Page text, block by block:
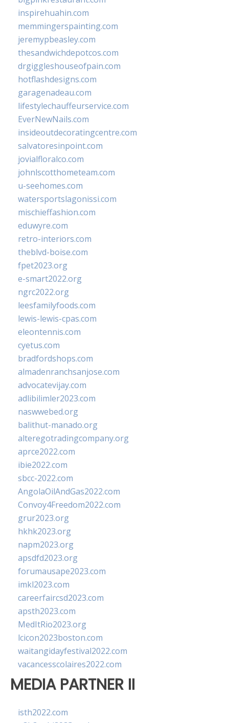
inspirehuahin.com
memmingerspainting.com
jeremypbeasley.com
thesandwichdepotcos.com
drgiggleshouseofpain.com
hotflashdesigns.com
garagenadeau.com
lifestylechauffeurservice.com
EverNewNails.com
insideoutdecoratingcentre.com
salvatoresinpoint.com
jovialfloralco.com
johnlscotthometeam.com
u-seehomes.com
watersportslagonissi.com
mischieffashion.com
eduwyre.com
retro-interiors.com
theblvd-boise.com
fpet2023.org
e-smart2022.org
ngrc2022.org
leesfamilyfoods.com
lewis-lewis-cpas.com
eleontennis.com
cyetus.com
bradfordshops.com
almadenranchsanjose.com
advocatevijay.com
adlibilimler2023.com
naswwebed.org
balithut-manado.org
alteregotradingcompany.org
aprce2022.com
ibie2022.com
sbcc-2022.com
AngolaOilAndGas2022.com
Convoy4Freedom2022.com
grur2023.org
hkhk2023.org
napm2023.org
apsdfd2023.org
forumausape2023.com
imkl2023.com
careerfaircsd2023.com
apsth2023.com
MedItRio2023.org
lcicon2023boston.com
waitangidayfestival2022.com
vacancesscolaires2022.com
MEDIA PARTNER II
isth2022.com